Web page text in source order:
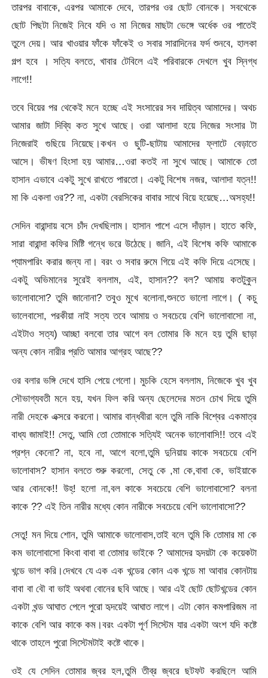
তারপর বাবাকে, এরপর আমাকে দেবে, তারপর ওর ছোট বোনকে। সবথেকে
ছোট পিছটা নিজেই নিবে যদি ও মা নিজের মাছটা ভেঙ্গে অর্ধেক ওর পাতেই
তুলে দেয়। আর খাওয়ার ফাঁকে ফাঁকেই ও সবার সারাদিনের ফর্দ শুনবে, হালকা
গল্প হবে । সত্যি বলতে, খাবার টেবিলে এই পরিবারকে দেখলে খুব স্নিগ্ধ
লাগে!!
তবে বিয়ের পর থেকেই মনে হচ্ছে এই সংসারের সব দায়িত্ব আমাদের। অথচ
আমার জাটা দিব্যি কত সুখে আছে। ওরা আলাদা হয়ে নিজের সংসার টা
নিজেরাই গুছিয়ে নিয়েছে।কখন ও ছুটি-ছাটায় আমাদের ফ্লাটে বেড়াতে
আসে। ভীষণ হিংসা হয় আমার…ওরা কতই না সুখে আছে। আমাকে তো
হাসান এভাবে একটু সুখে রাখতে পারতো। একটু বিশেষ নজর, আলাদা যত্ন!!
মা কি একলা ওর?? না, একটা বেরসিকের বাবার সাথে বিয়ে হয়েছে…অসহ্য!!
সেদিন বারান্দায় বসে চাঁদ দেখছিলাম। হাসান পাশে এসে দাঁড়াল। হাতে কফি,
সারা বারান্দা কফির মিষ্টি গন্ধে ভরে উঠেছে। জানি, এই বিশেষ কফি আমাকে
প্যামপারিং করার জন্য না। বরং ও সবার রুমে গিয়ে এই কফি দিয়ে এসেছে।
একটু অভিমানের সুরেই বললাম, এই, হাসান?? বল? আমায় কতটুকুন
ভালোবাসো? তুমি জানোনা? তবুও মুখে বলোনা,শুনতে ভালো লাগে। ( কচু
ভালেবাসো, পরকীয়া নাই সত্য তবে আমায় ও সবচেয়ে বেশি ভালোবাসো না,
এইটাও সত্য) আচ্ছা বলবো তার আগে বল তোমার কি মনে হয় তুমি ছাড়া
অন্য কোন নারীর প্রতি আমার আগ্রহ আছে??
ওর বলার ভঙ্গি দেখে হাসি পেয়ে গেলো। মুচকি হেসে বললাম, নিজেকে খুব খুব
সৌভাগ্যবতী মনে হয়, যখন ফিল করি অন্য ছেলেদের মতন চোখ দিয়ে তুমি
নারী দেহকে এক্সরে করনো। আমার বান্ধবীরা বলে তুমি নাকি বিশ্বের একমাত্র
বাধ্য জামাই!! সেতু, আমি তো তোমাকে সত্যিই অনেক ভালোবাসি!! তবে এই
প্রশ্ন কেনো? না, হবে না, আগে বলো,তুমি দুনিয়ায় কাকে সবচেয়ে বেশি
ভালোবাস? হাসান বলতে শুরু করলো, সেতু কে ,মা কে,বাবা কে, ভাইয়াকে
আর বোনকে!! উহ্! হলো না,বল কাকে সবচেয়ে বেশি ভালোবাসো? বলনা
কাকে ?? এই তিন নারীর মধ্যে কোন নারীকে সবচেয়ে বেশি ভালোবাসো??
সেতু! মন দিয়ে শোন, তুমি আমাকে ভালোবাস,তাই বলে তুমি কি তোমার মা কে
কম ভালোবাসো কিংবা বাবা বা তোমার ভাইকে ? আমাদের হৃদয়টা কে কয়েকটা
খন্ডে ভাগ করি।দেখবে যে এক এক খন্ডের কোন এক খন্ডে মা আবার কোনটায়
বাবা বা বৌ বা ভাই অথবা বোনের ছবি আছে। আর এই ছোট ছোটখন্ডের কোন
একটা খন্ড আঘাত পেলে পুরো হৃদয়েই আঘাত লাগে। এটা কোন কমপারিজম না
কাকে বেশি আর কাকে কম।বরং একটা পূর্ণ সিস্টেম যার একটা অংশ যদি কষ্টে
থাকে তাহলে পুরো সিস্টেমটাই কষ্টে থাকে।
ওই যে সেদিন তোমার জ্বর হল,তুমি তীব্র জ্বরে ছটফট করছিলে আমি